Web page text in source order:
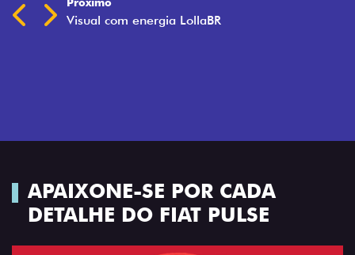
APAIXONE-SE POR CADA
DETALHE DO FIAT PULSE